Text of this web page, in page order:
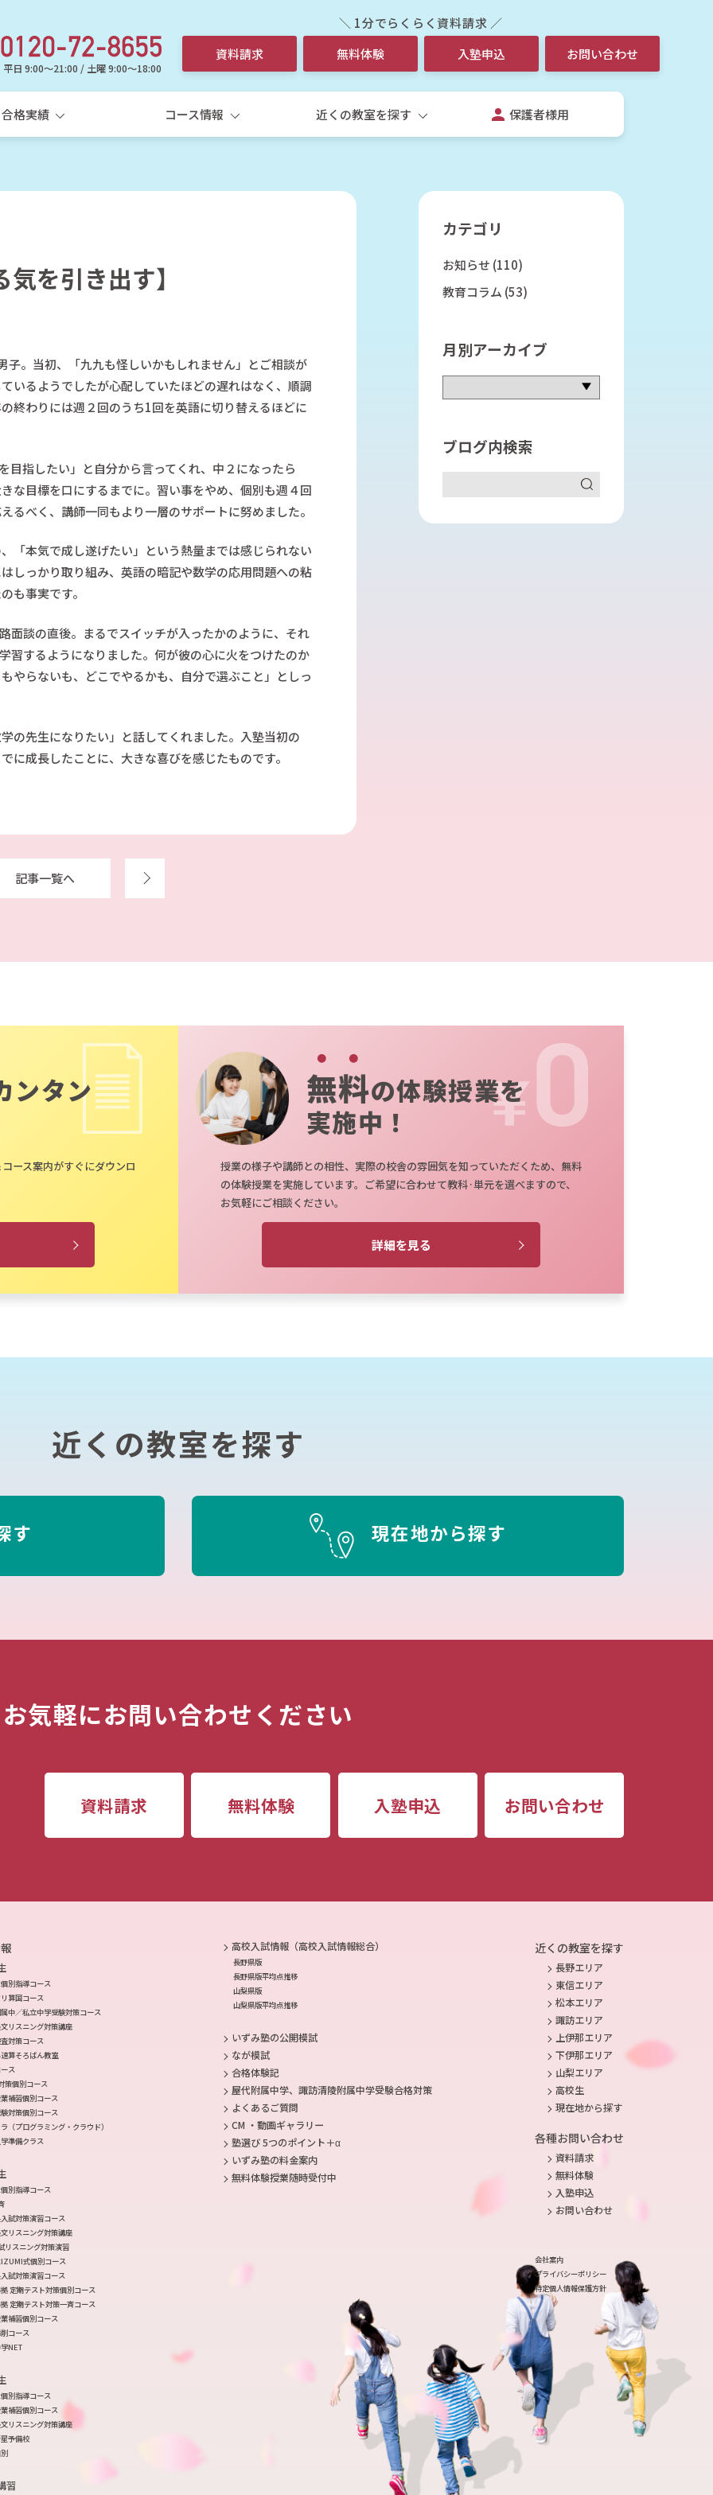
平日 9:00～21:00 / 土曜 9:00～18:00
＼ 1分でらくらく資料請求 ／
資料請求
無料体験 入塾申込 お問い合わせ
選ばれる理由
合格実績 コース情報
中学生
長野県入試対策演習コース
英語長文リスニング対策講座
中学生IZUMI式個別コース
学校準拠 定期テスト対策一斉コース
学校授業補習個別コース
作文添削コース
英語長文リスニング対策講座
近くの教室を探す 保護者様用
を引き出す】
。当初、「九九も怪しいかもしれません」とご相談が
いるようでしたが心配していたほどの遅れはなく、順調
終わりには週２回のうち1回を英語に切り替えるほどに
目指したい」と自分から言ってくれ、中２になったら
な目標を口にするまでに。習い事をやめ、個別も週４回
るべく、講師一同もより一層のサポートに努めました。
「本気で成し遂げたい」という熱量までは感じられない
しっかり取り組み、英語の暗記や数学の応用問題への粘
も事実です。
面談の直後。まるでスイッチが入ったかのように、それ
習するようになりました。何が彼の心に火をつけたのか
やらないも、どこでやるかも、自分で選ぶこと」としっ
の先生になりたい」と話してくれました。入塾当初の
に成長したことに、大きな喜びを感じたものです。
記事一覧へ
カテゴリ
お知らせ (110)
教育コラム (53)
月別アーカイブ
ブログ内検索
ンタン
ース案内がすぐにダウンロ
無料の体験授業を
実施中！
授業の様子や講師との相性、実際の校舎の雰囲気を知っていただくため、無料
の体験授業を実施しています。ご希望に合わせて教科·単元を選べますので、
お気軽にご相談ください。
詳細を見る
近くの教室を探す
す 現在地から探す
お気軽にお問い合わせください
資料請求 無料体験 入塾申込 お問い合わせ
別指導コース
算国コース
中／私立中学受験対策コース
リスニング対策講座
対策コース
算そろばん教室
ス
策個別コース
補習個別コース
対策個別コース
（プログラミング・クラウド）
準備クラス
別指導コース
試対策演習コース
リスニング対策講座
リスニング対策演習
式個別コース
試対策演習コース
定期テスト対策個別コース
定期テスト対策一斉コース
補習個別コース
コース
NET
別指導コース
補習個別コース
リスニング対策講座
予備校
習
高校入試情報（高校入試情報総合）
長野県版
長野県版平均点推移
山梨県版
山梨県版平均点推移
いずみ塾の公開模試
なが模試
合格体験記
屋代附属中学、諏訪清陵附属中学受験合格対策
よくあるご質問
CM ・動画ギャラリー
塾選び 5つのポイント＋α
いずみ塾の料金案内
無料体験授業随時受付中
近くの教室を探す
長野エリア
東信エリア
松本エリア
諏訪エリア
上伊那エリア
下伊那エリア
山梨エリア
高校生
現在地から探す
各種お問い合わせ
資料請求
無料体験
入塾申込
お問い合わせ
会社案内
プライバシーポリシー
特定個人情報保護方針